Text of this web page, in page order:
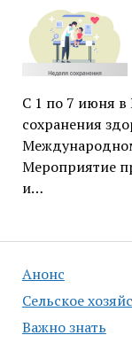
Анонс
Сельское
Важно знать
С 1 по 7 июня в
сохранения
Мероприятие
и…